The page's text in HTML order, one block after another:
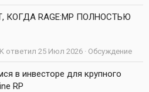
КОГДА RAGE:MP ПОЛНОСТЬЮ
Обсуждение
25 Июл 2026
в инвесторе для крупного
RP